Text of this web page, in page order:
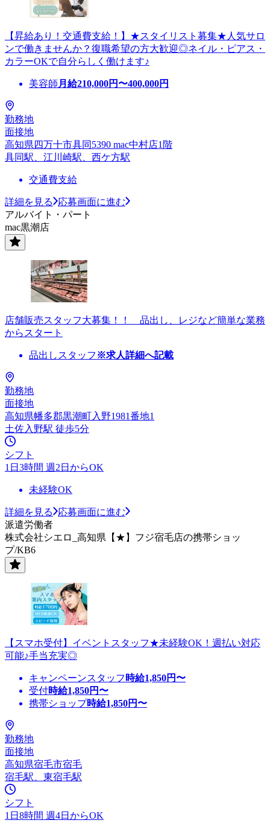
【昇給あり！交通費支給！】★スタイリスト募集★人気サロ
ンで働きませんか？復職希望の方大歓迎◎ネイル・ピアス・
カラーOKで自分らしく働けます♪
美容師 月給210,000円〜400,000円
勤務地
面接地
高知県四万十市具同5390 mac中村店1階
具同駅、江川崎駅、西ケ方駅
交通費支給
詳細を見る
応募画面に進む
アルバイト・パート
mac黒潮店
店舗販売スタッフ大募集！！ 品出し、レジなど簡単な業務
からスタート
品出しスタッフ ※求人詳細へ記載
勤務地
面接地
高知県幡多郡黒潮町入野1981番地1
土佐入野駅 徒歩5分
シフト
1日3時間 週2日からOK
未経験OK
詳細を見る
応募画面に進む
派遣労働者
株式会社シエロ_高知県【★】フジ宿毛店の携帯ショッ
プ/KB6
【スマホ受付】イベントスタッフ★未経験OK！週払い対応
可能♪手当充実◎
キャンペーンスタッフ 時給1,850円〜
受付時給1,850円〜
携帯ショップ時給1,850円〜
勤務地
面接地
高知県宿毛市宿毛
宿毛駅、東宿毛駅
シフト
1日8時間 週4日からOK